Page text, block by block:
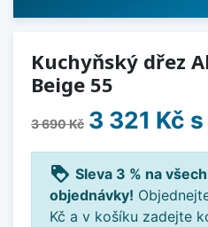
Kuchyňský dřez
Beige 55
3 690 Kč 3 321 Kč s
loyalty Sleva 3 % na
objednávky!
Kč a v košíku zadejte